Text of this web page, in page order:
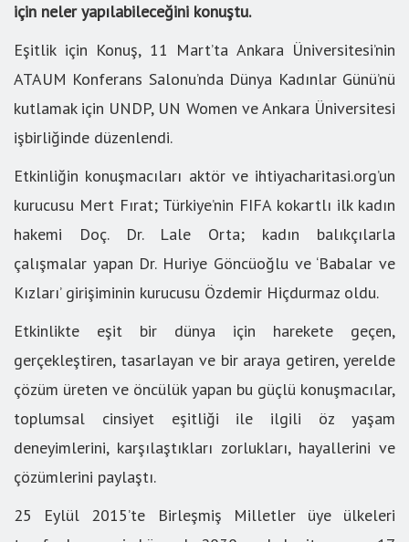
için neler yapılabileceğini konuştu.
Eşitlik için Konuş, 11 Mart’ta Ankara Üniversitesi’nin
ATAUM Konferans Salonu’nda Dünya Kadınlar Günü’nü
kutlamak için UNDP, UN Women ve Ankara Üniversitesi
işbirliğinde düzenlendi.
Etkinliğin konuşmacıları aktör ve ihtiyacharitasi.org’un
kurucusu Mert Fırat; Türkiye’nin FIFA kokartlı ilk kadın
hakemi Doç. Dr. Lale Orta; kadın balıkçılarla
çalışmalar yapan Dr. Huriye Göncüoğlu ve ‘Babalar ve
Kızları’ girişiminin kurucusu Özdemir Hiçdurmaz oldu.
Etkinlikte eşit bir dünya için harekete geçen,
gerçekleştiren, tasarlayan ve bir araya getiren, yerelde
çözüm üreten ve öncülük yapan bu güçlü konuşmacılar,
toplumsal cinsiyet eşitliği ile ilgili öz yaşam
deneyimlerini, karşılaştıkları zorlukları, hayallerini ve
çözümlerini paylaştı.
25 Eylül 2015’te Birleşmiş Milletler üye ülkeleri